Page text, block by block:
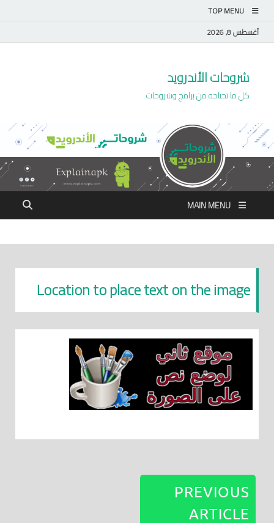
TOP MENU
أغسطس 8, 2026
شروحات الأندرويد
كل ما تحتاجه من برامج وشروحات
MAIN MENU
Location to place text on the image
PREVIOUS
ARTICLE